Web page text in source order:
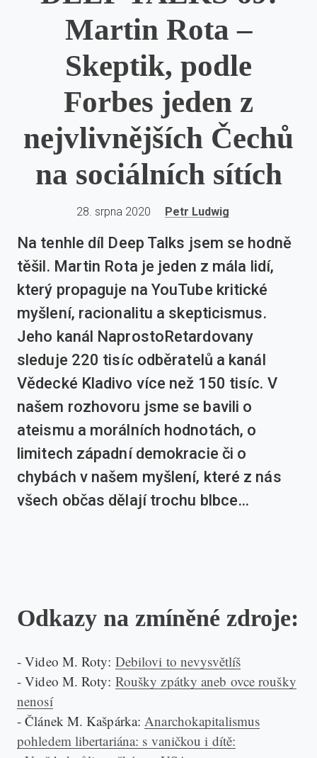
Martin Rota –
Skeptik, podle
Forbes jeden z
nejvlivnějších Čechů
na sociálních sítích
28. srpna 2020 Petr Ludwig
Na tenhle díl Deep Talks jsem se hodně
těšil. Martin Rota je jeden z mála lidí,
který propaguje na YouTube kritické
myšlení, racionalitu a skepticismus.
Jeho kanál NaprostoRetardovany
sleduje 220 tisíc odběratelů a kanál
Vědecké Kladivo více než 150 tisíc. V
našem rozhovoru jsme se bavili o
ateismu a morálních hodnotách, o
limitech západní demokracie či o
chybách v našem myšlení, které z nás
všech občas dělají trochu blbce…
Odkazy na zmíněné zdroje:
- Video M. Roty: Debilovi to nevysvětlíš
- Video M. Roty: Roušky zpátky aneb ovce roušky
nenosí
- Článek M. Kašpárka:Anarchokapitalismus
pohledem libertariána: s vaničkou i dítě: